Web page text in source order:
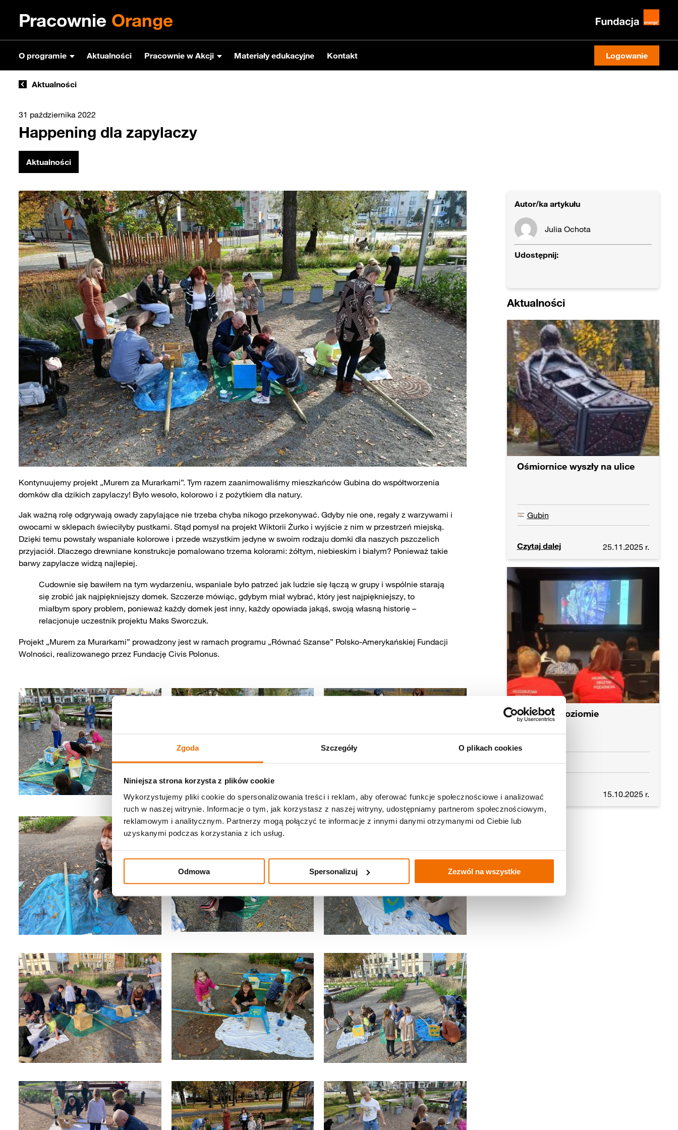
Zgoda Szczegóły O plikach cookies
Niniejsza strona korzysta z plików cookie
Wykorzystujemy pliki cookie do spersonalizowania treści i reklam, aby oferować funkcje społecznościowe i analizować
ruch w naszej witrynie. Informacje o tym, jak korzystasz z naszej witryny, udostępniamy partnerom społecznościowym,
reklamowym i analitycznym. Partnerzy mogą połączyć te informacje z innymi danymi otrzymanymi od Ciebie lub
uzyskanymi podczas korzystania z ich usług.
Odmowa Spersonalizuj Zezwól na wszystkie
Pracownie Orange
O programie Aktualności Pracownie w Akcji Materiały edukacyjne Kontakt Logowanie
Aktualności
31 października 2022
Happening dla zapylaczy
Aktualności
Kontynuujemy projekt „Murem za Murarkami”. Tym razem zaanimowaliśmy mieszkańców Gubina do współtworzenia
domków dla dzikich zapylaczy! Było wesoło, kolorowo i z pożytkiem dla natury.
Jak ważną rolę odgrywają owady zapylające nie trzeba chyba nikogo przekonywać. Gdyby nie one, regały z warzywami i
owocami w sklepach świeciłyby pustkami. Stąd pomysł na projekt Wiktorii Żurko i wyjście z nim w przestrzeń miejską.
Dzięki temu powstały wspaniałe kolorowe i przede wszystkim jedyne w swoim rodzaju domki dla naszych pszczelich
przyjaciół. Dlaczego drewniane konstrukcje pomalowano trzema kolorami: żółtym, niebieskim i białym? Ponieważ takie
barwy zapylacze widzą najlepiej.
Cudownie się bawiłem na tym wydarzeniu, wspaniale było patrzeć jak ludzie się łączą w grupy i wspólnie starają
się zrobić jak najpiękniejszy domek. Szczerze mówiąc, gdybym miał wybrać, który jest najpiękniejszy, to
miałbym spory problem, ponieważ każdy domek jest inny, każdy opowiada jakąś, swoją własną historię –
relacjonuje uczestnik projektu Maks Sworczuk.
Projekt „Murem za Murarkami” prowadzony jest w ramach programu „Równać Szanse” Polsko-Amerykańskiej Fundacji
Wolności, realizowanego przez Fundację Civis Polonus.
Autor/ka artykułu
Julia Ochota
Udostępnij:
Aktualności
Ośmiornice wyszły na ulice
Gubin
Czytaj dalej 25.11.2025 r.
Śmieć na poziomie
Czytaj dalej 15.10.2025 r.